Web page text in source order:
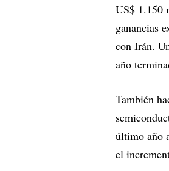
US$ 1.150
ganancias
con Irán.
año
También
último año
el